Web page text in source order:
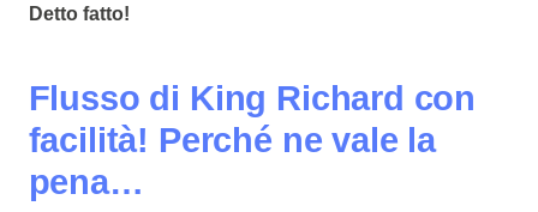
Detto fatto!
Flusso di King Richard con
facilità! Perché ne vale la
pena…